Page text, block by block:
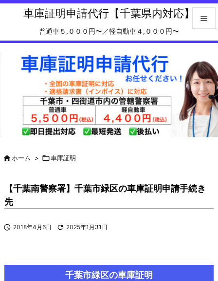
車庫証明申請代行【千葉県内対応】
普通車５,０００円〜／軽自動車４,０００円〜



サイド

前へ

次へ

ホーム > 車庫証明
【千葉南警察署】千葉市緑区の車庫証明申請手続き
先
 2018年4月6日  2025年1月31日
千葉市緑区の車庫証明